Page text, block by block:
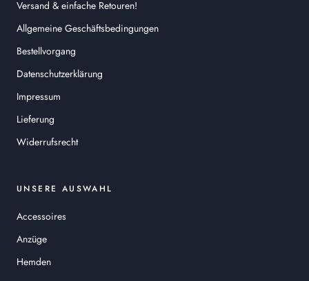
Versand & einfache Retouren!
Allgemeine Geschäftsbedingungen
Bestellvorgang
Datenschutzerklärung
Impressum
Lieferung
Widerrufsrecht
UNSERE AUSWAHL
Accessoires
Anzüge
Hemden